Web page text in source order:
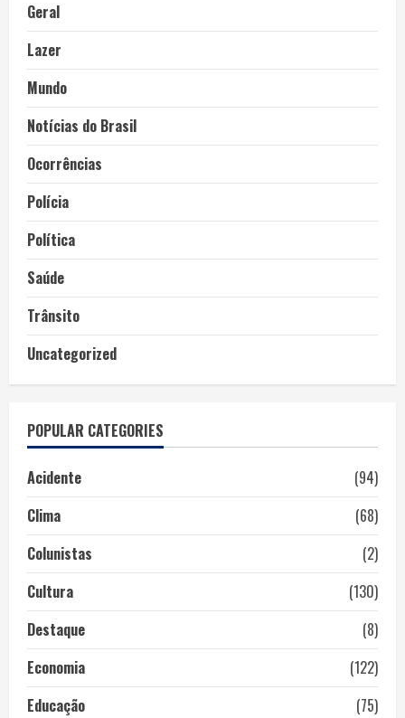
Geral
Lazer
Mundo
Notícias do Brasil
Ocorrências
Polícia
Política
Saúde
Trânsito
Uncategorized
POPULAR CATEGORIES
Acidente
(94)
Clima
(68)
Colunistas
(2)
Cultura
(130)
Destaque
(8)
Economia
(122)
Educação
(75)